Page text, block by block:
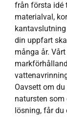
från första idé
materialval,
din uppfart
många år.
Oavsett om
natursten som
lösning, får